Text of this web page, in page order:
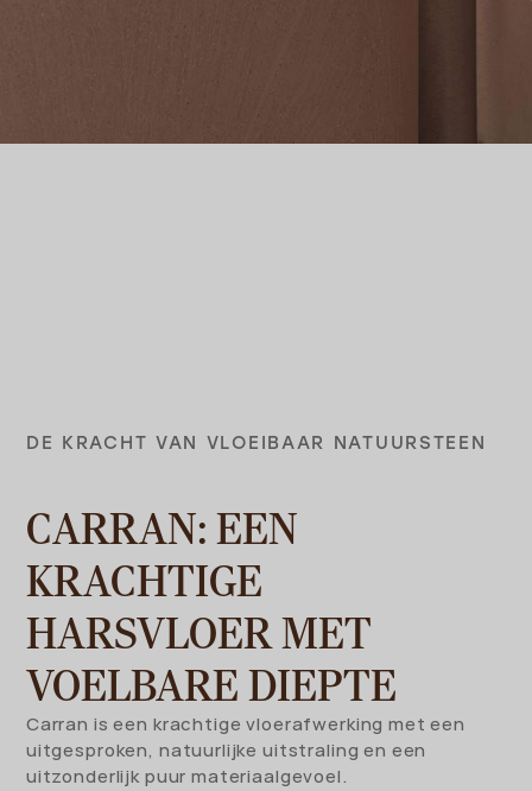
DE KRACHT VAN VLOEIBAAR NATUURSTEEN
CARRAN: EEN
KRACHTIGE
HARSVLOER MET
VOELBARE DIEPTE
Carran is een krachtige vloerafwerking met een
uitgesproken, natuurlijke uitstraling en een
uitzonderlijk puur materiaalgevoel.